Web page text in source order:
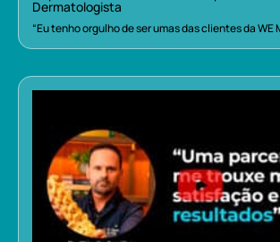
Dermatologista
“Eu tenho orgulho de ser umas das clientes da WE